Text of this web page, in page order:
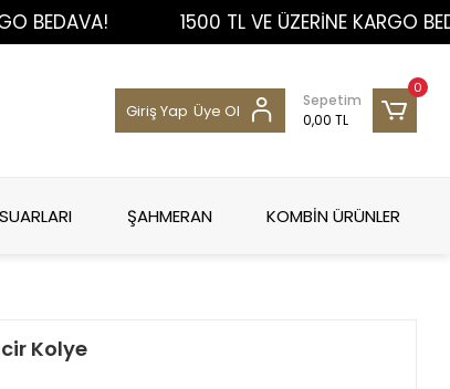
1500 TL VE ÜZERİNE KARGO
Giriş Yap Üye Ol
0
Sepetim
0,00 TL
ŞAHMERAN KOMBİN ÜRÜNLER
Kolye